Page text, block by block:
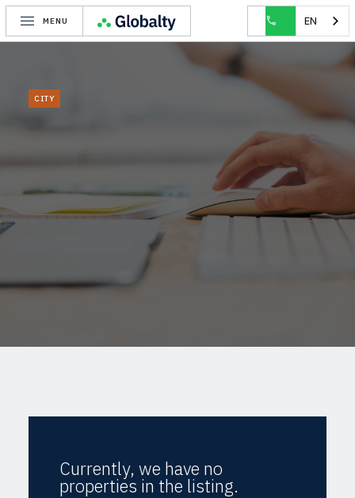
MENU EN
CITY
Currently, we have no
properties in the listing.